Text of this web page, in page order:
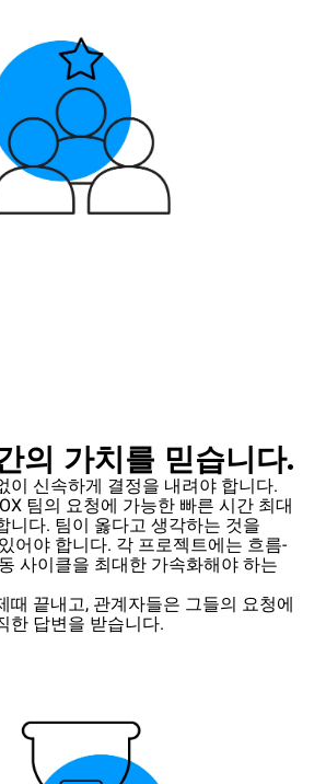
의 가치를 믿습니다.
이 신속하게 결정을 내려야 합니다.
팀의 요청에 가능한 빠른 시간 최대
니다. 팀이 옳다고 생각하는 것을
어야 합니다. 각 프로젝트에는 흐름-
사이클을 최대한 가속화해야 하는
때 끝내고, 관계자들은 그들의 요청에
한 답변을 받습니다.